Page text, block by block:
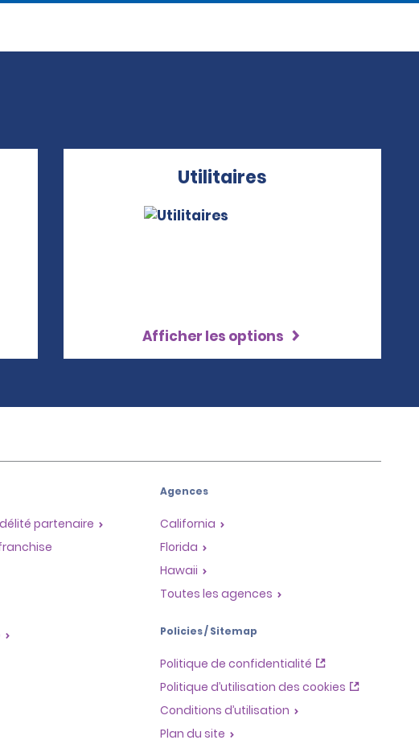
Utilitaires
Afficher les options
partenaire
Agences
California
Florida
Hawaii
Toutes les agences
Policies / Sitemap
Politique de confidentialité
Politique d’utilisation des cookies
Conditions d’utilisation
Plan du site